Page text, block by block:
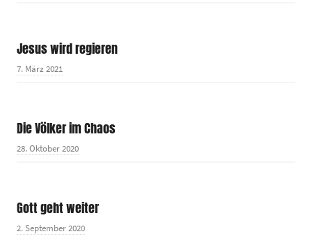
Jesus wird regieren
7. März 2021
Die Völker im Chaos
28. Oktober 2020
Gott geht weiter
2. September 2020